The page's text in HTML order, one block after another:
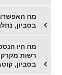
מה
בסביון,
מה היו
רשות
בסביון,